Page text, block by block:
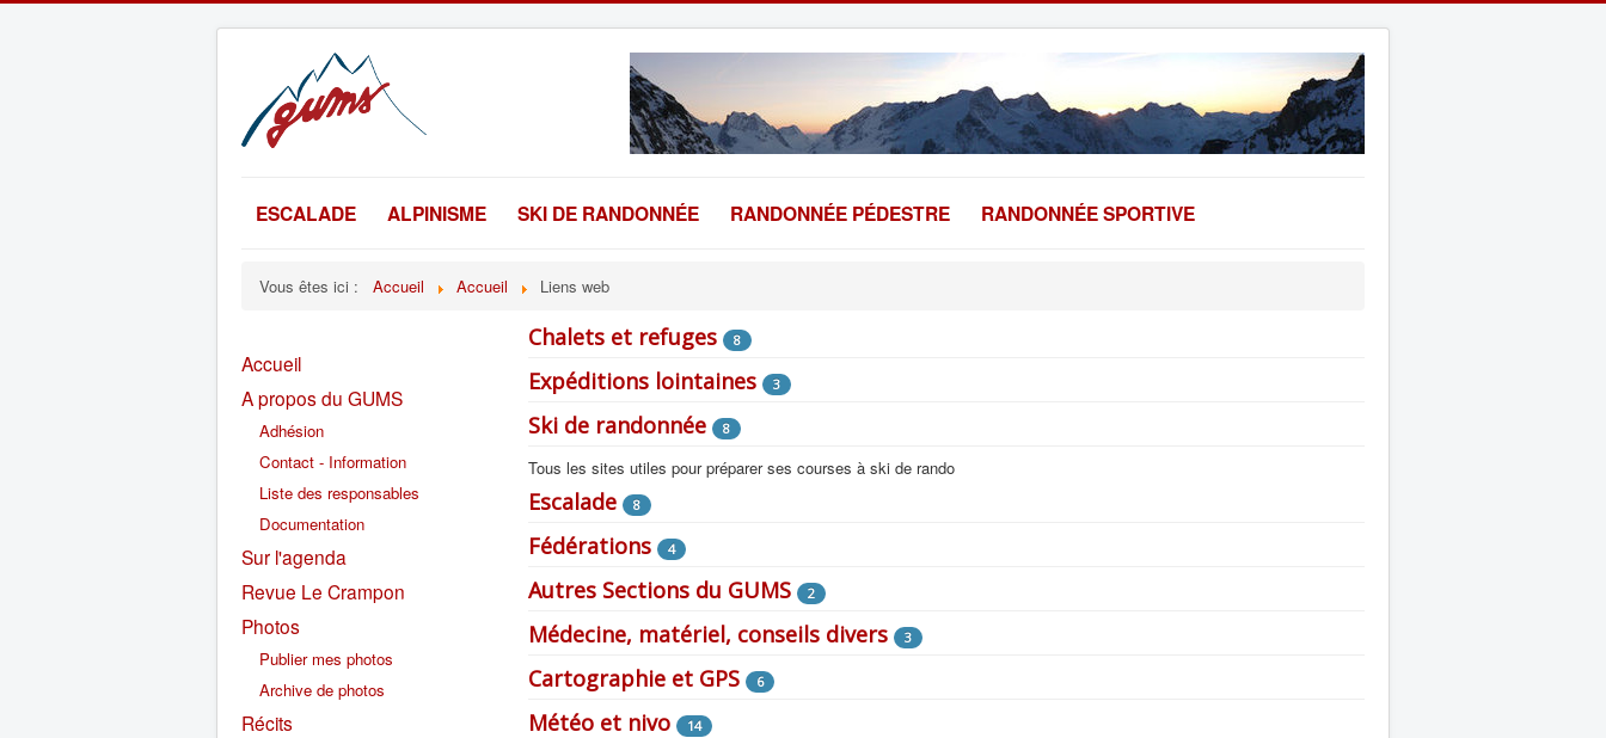
ESCALADE ALPINISME SKI DE RANDONNÉE RANDONNÉE PÉDESTRE RANDONNÉE SPORTIVE
Vous êtes ici : Accueil Accueil Liens web
Accueil
A propos du GUMS
Adhésion
Contact - Information
Liste des responsables
Documentation
Sur l'agenda
Revue Le Crampon
Photos
Publier mes photos
Archive de photos
Récits
Chalets et refuges 8
Expéditions lointaines 3
Ski de randonnée 8
Tous les sites utiles pour préparer ses courses à ski de rando
Escalade 8
Fédérations 4
Autres Sections du GUMS 2
Médecine, matériel, conseils divers 3
Cartographie et GPS 6
Météo et nivo 14